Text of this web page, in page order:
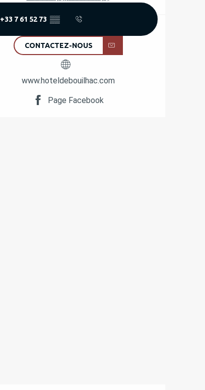
+33 7 61 52 73 ▒▒
CONTACTEZ-NOUS
www.hoteldebouilhac.com
Page Facebook